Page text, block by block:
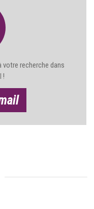
recherche dans
!